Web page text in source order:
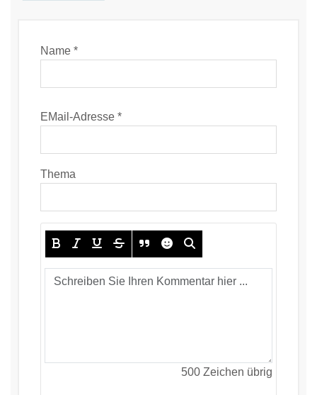
Name *
EMail-Adresse *
Thema
500 Zeichen übrig